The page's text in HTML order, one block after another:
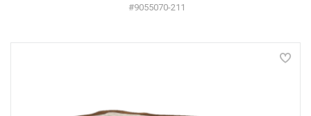
#9055070-211